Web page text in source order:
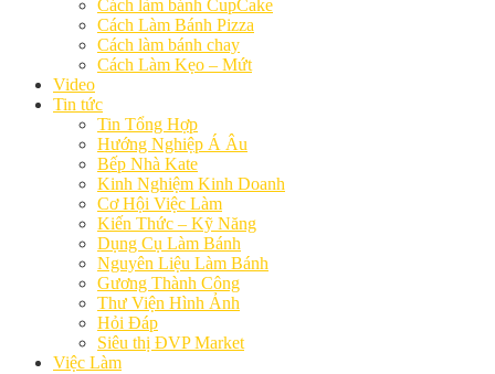
Cách làm bánh CupCake
Cách Làm Bánh Pizza
Cách làm bánh chay
Cách Làm Kẹo – Mứt
Video
Tin tức
Tin Tổng Hợp
Hướng Nghiệp Á Âu
Bếp Nhà Kate
Kinh Nghiệm Kinh Doanh
Cơ Hội Việc Làm
Kiến Thức – Kỹ Năng
Dụng Cụ Làm Bánh
Nguyên Liệu Làm Bánh
Gương Thành Công
Thư Viện Hình Ảnh
Hỏi Đáp
Siêu thị ĐVP Market
Việc Làm